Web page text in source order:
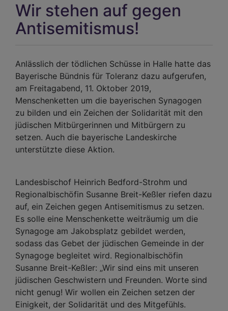
Wir stehen auf gegen
Antisemitismus!
Anlässlich der tödlichen Schüsse in Halle hatte das
Bayerische Bündnis für Toleranz dazu aufgerufen,
am Freitagabend, 11. Oktober 2019,
Menschenketten um die bayerischen Synagogen
zu bilden und ein Zeichen der Solidarität mit den
jüdischen Mitbürgerinnen und Mitbürgern zu
setzen. Auch die bayerische Landeskirche
unterstützte diese Aktion.
Landesbischof Heinrich Bedford-Strohm und
Regionalbischöfin Susanne Breit-Keßler riefen dazu
auf, ein Zeichen gegen Antisemitismus zu setzen.
Es solle eine Menschenkette weiträumig um die
Synagoge am Jakobsplatz gebildet werden,
sodass das Gebet der jüdischen Gemeinde in der
Synagoge begleitet wird. Regionalbischöfin
Susanne Breit-Keßler: „Wir sind eins mit unseren
jüdischen Geschwistern und Freunden. Worte sind
nicht genug! Wir wollen ein Zeichen setzen der
Einigkeit, der Solidarität und des Mitgefühls.